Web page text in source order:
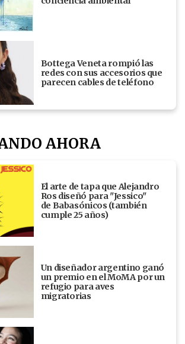
Bottega Veneta rompió las
redes con sus accesorios que
parecen cables de teléfono
AHORA
El arte de tapa que Alejandro
Ros diseñó para "Jessico"
de Babasónicos (también
cumple 25 años)
Un diseñador argentino ganó
un premio en el MoMA por un
refugio para aves
migratorias